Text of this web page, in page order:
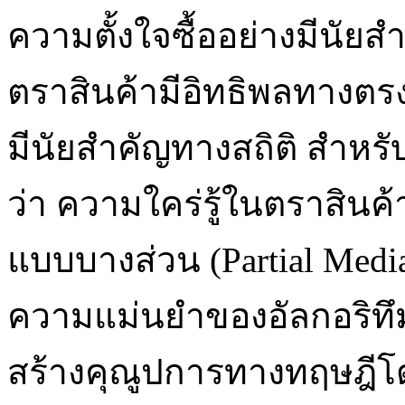
ความตั้งใจซื้ออย่างมีนัย
ตราสินค้ามีอิทธิพลทางตร
มีนัยสำคัญทางสถิติ สำห
ว่า ความใคร่รู้ในตราสิน
แบบบางส่วน (Partial
ความแม่นยำของอัลกอริ
สร้างคุณูปการทางทฤษฎี